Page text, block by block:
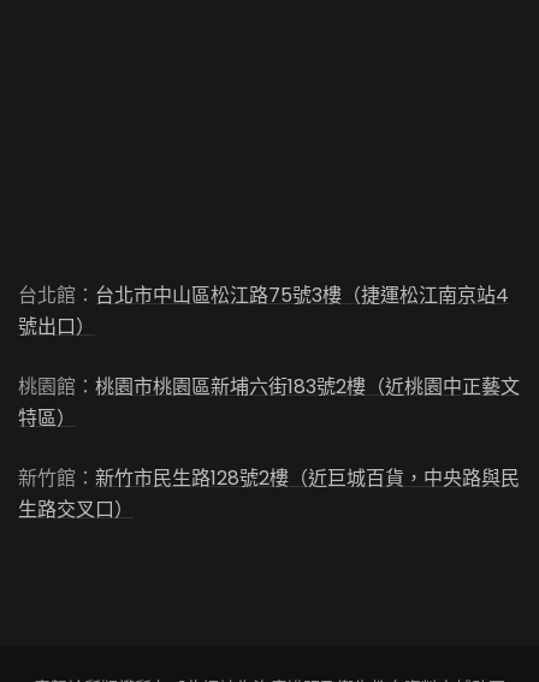
台北館： 台北市中山區松江路75號3樓（捷運松江南京站4
號出口）
桃園館： 桃園市桃園區新埔六街183號2樓（近桃園中正藝文
特區）
新竹館： 新竹市民生路128號2樓（近巨城百貨，中央路與民
生路交叉口）